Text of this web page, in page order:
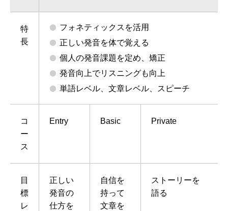
特
長
フォネティックスを活用
正しい発音を体で覚える
個人の発音課題を定め、矯正
発音向上でリスニングも向上
単語レベル、文章レベル、スピーチ
コ
ー
ス
Entry Basic Private
目
標
レ
正しい
発音の
仕方を
自信を
持って
文章を
ストーリーを
語る